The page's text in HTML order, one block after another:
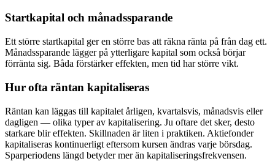
Startkapital och månadssparande
Ett större startkapital ger en större bas att räkna ränta på från dag ett.
Månadssparande lägger på ytterligare kapital som också börjar
förränta sig. Båda förstärker effekten, men tid har större vikt.
Hur ofta räntan kapitaliseras
Räntan kan läggas till kapitalet årligen, kvartalsvis, månadsvis eller
dagligen — olika typer av kapitalisering. Ju oftare det sker, desto
starkare blir effekten. Skillnaden är liten i praktiken. Aktiefonder
kapitaliseras kontinuerligt eftersom kursen ändras varje börsdag.
Sparperiodens längd betyder mer än kapitaliseringsfrekvensen.